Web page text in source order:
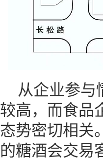
从企业参与
较高，而食品
态势密切相关
的糖酒会交易